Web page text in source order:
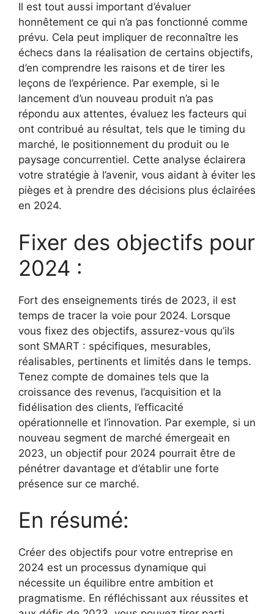
Il est tout aussi important d’évaluer
honnêtement ce qui n’a pas fonctionné comme
prévu. Cela peut impliquer de reconnaître les
échecs dans la réalisation de certains objectifs,
d’en comprendre les raisons et de tirer les
leçons de l’expérience. Par exemple, si le
lancement d’un nouveau produit n’a pas
répondu aux attentes, évaluez les facteurs qui
ont contribué au résultat, tels que le timing du
marché, le positionnement du produit ou le
paysage concurrentiel. Cette analyse éclairera
votre stratégie à l’avenir, vous aidant à éviter les
pièges et à prendre des décisions plus éclairées
en 2024.
Fixer des objectifs pour
2024 :
Fort des enseignements tirés de 2023, il est
temps de tracer la voie pour 2024. Lorsque
vous fixez des objectifs, assurez-vous qu’ils
sont SMART : spécifiques, mesurables,
réalisables, pertinents et limités dans le temps.
Tenez compte de domaines tels que la
croissance des revenus, l’acquisition et la
fidélisation des clients, l’efficacité
opérationnelle et l’innovation. Par exemple, si un
nouveau segment de marché émergeait en
2023, un objectif pour 2024 pourrait être de
pénétrer davantage et d’établir une forte
présence sur ce marché.
En résumé:
Créer des objectifs pour votre entreprise en
2024 est un processus dynamique qui
nécessite un équilibre entre ambition et
pragmatisme. En réfléchissant aux réussites et